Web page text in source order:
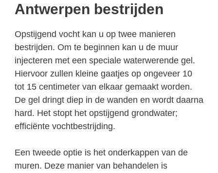
Antwerpen bestrijden
Opstijgend vocht kan u op twee manieren
bestrijden. Om te beginnen kan u de muur
injecteren met een speciale waterwerende gel.
Hiervoor zullen kleine gaatjes op ongeveer 10
tot 15 centimeter van elkaar gemaakt worden.
De gel dringt diep in de wanden en wordt daarna
hard. Het stopt het opstijgend grondwater;
efficiënte vochtbestrijding.
Een tweede optie is het onderkappen van de
muren. Deze manier van behandelen is